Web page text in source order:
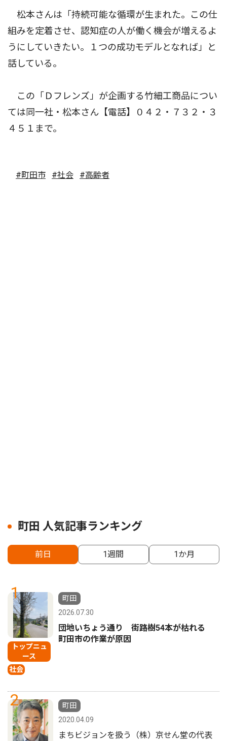
松本さんは「持続可能な循環が生まれた。この仕
組みを定着させ、認知症の人が働く機会が増えるよ
うにしていきたい。１つの成功モデルとなれば」と
話している。
この「Ｄフレンズ」が企画する竹細工商品につい
ては同一社・松本さん【電話】０４２・７３２・３
４５１まで。
#町田市 #社会 #高齢者
町田 人気記事ランキング
前日 1週間 1か月
1
トップニュ
ース
社会
町田
2026.07.30
団地いちょう通り 街路樹54本が枯れる
町田市の作業が原因
2
町田
2020.04.09
まちビジョンを扱う（株）京せん堂の代表